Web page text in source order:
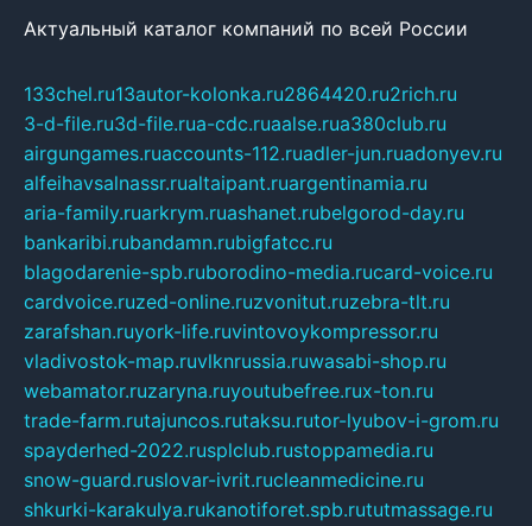
Актуальный каталог компаний по всей России
133chel.ru13autor-kolonka.ru2864420.ru2rich.ru
3-d-file.ru3d-file.rua-cdc.ruaalse.rua380club.ru
airgungames.ruaccounts-112.ruadler-jun.ruadonyev.ru
alfeihavsalnassr.rualtaipant.ruargentinamia.ru
aria-family.ruarkrym.ruashanet.rubelgorod-day.ru
bankaribi.rubandamn.rubigfatcc.ru
blagodarenie-spb.ruborodino-media.rucard-voice.ru
cardvoice.ruzed-online.ruzvonitut.ruzebra-tlt.ru
zarafshan.ruyork-life.ruvintovoykompressor.ru
vladivostok-map.ruvlknrussia.ruwasabi-shop.ru
webamator.ruzaryna.ruyoutubefree.rux-ton.ru
trade-farm.rutajuncos.rutaksu.rutor-lyubov-i-grom.ru
spayderhed-2022.rusplclub.rustoppamedia.ru
snow-guard.ruslovar-ivrit.rucleanmedicine.ru
shkurki-karakulya.rukanotiforet.spb.rututmassage.ru